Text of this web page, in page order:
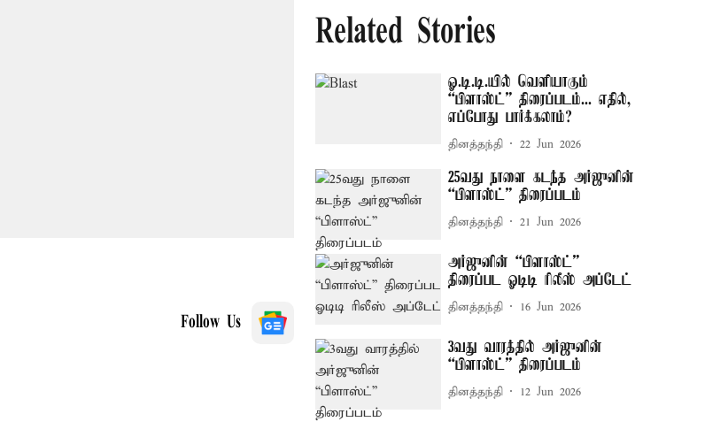
Follow Us
Related Stories
ஓ.டி.டி.யில் வெளியாகும்
“பிளாஸ்ட்” திரைப்படம்... எதில்,
எப்போது பார்க்கலாம்?
தினத்தந்தி 22 Jun 2026
25வது நாளை கடந்த அர்ஜுனின்
“பிளாஸ்ட்” திரைப்படம்
தினத்தந்தி 21 Jun 2026
அர்ஜுனின் “பிளாஸ்ட்”
திரைப்பட ஓடிடி ரிலீஸ் அப்டேட்
தினத்தந்தி 16 Jun 2026
3வது வாரத்தில் அர்ஜுனின்
“பிளாஸ்ட்” திரைப்படம்
தினத்தந்தி 12 Jun 2026